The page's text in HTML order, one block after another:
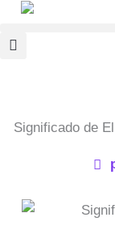
contenido
Significado de